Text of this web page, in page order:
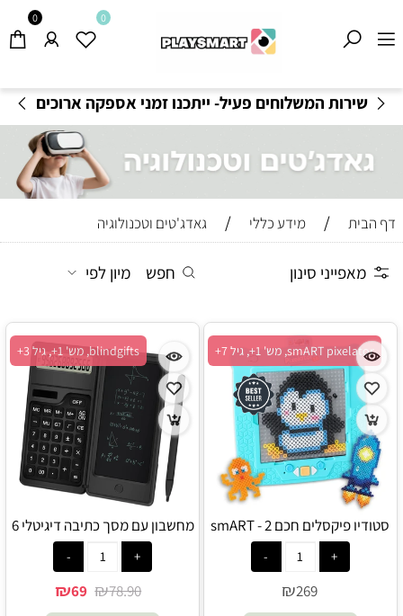
משלוחים חינם בקנייה מעל 199₪
- תקנון משלוחים
0 0
דף הבית / מידע כללי / גאדג'טים וטכנולוגיה
מאפייני סינון חפש מיון לפי
smART pixelator, מש' 1+, גיל 7+
סטודיו פיקסלים חכם 2 - smART
pixelator
₪269
blindgifts, מש' 1+, גיל 3+
מחשבון עם מסך כתיבה דיגיטלי 6
אינץ' - blingifts
₪78.90
₪69